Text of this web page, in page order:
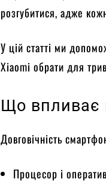
розгубитися, адже
У цій статті ми
Xiaomi обрати для
Що впливає
Довговічність
Процесор і